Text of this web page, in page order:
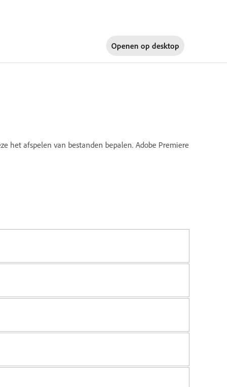
Openen op desktop
het afspelen van bestanden bepalen. Adobe Premiere